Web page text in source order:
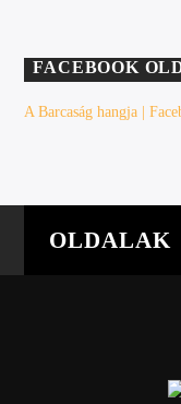
FACEBOOK
A Barcaság hangja |
OLDALAK